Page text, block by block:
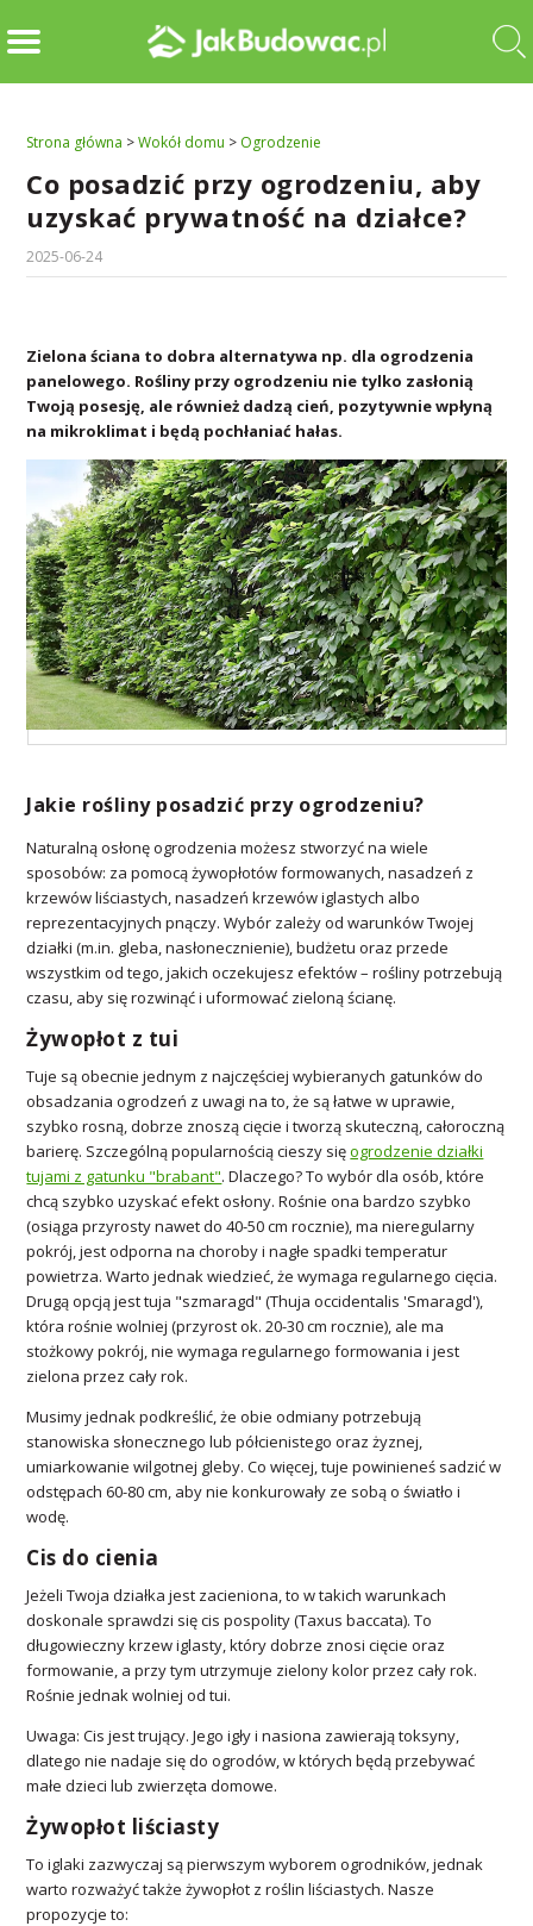
Strona główna >Wokół domu > Ogrodzenie
Co posadzić przy ogrodzeniu, aby
uzyskać prywatność na działce?
2025-06-24
Zielona ściana to dobra alternatywa np. dla ogrodzenia
panelowego. Rośliny przy ogrodzeniu nie tylko zasłonią
Twoją posesję, ale również dadzą cień, pozytywnie wpłyną
na mikroklimat i będą pochłaniać hałas.
Jakie rośliny posadzić przy ogrodzeniu?
Naturalną osłonę ogrodzenia możesz stworzyć na wiele
sposobów: za pomocą żywopłotów formowanych, nasadzeń z
krzewów liściastych, nasadzeń krzewów iglastych albo
reprezentacyjnych pnączy. Wybór zależy od warunków Twojej
działki (m.in. gleba, nasłonecznienie), budżetu oraz przede
wszystkim od tego, jakich oczekujesz efektów – rośliny potrzebują
czasu, aby się rozwinąć i uformować zieloną ścianę.
Żywopłot z tui
Tuje są obecnie jednym z najczęściej wybieranych gatunków do
obsadzania ogrodzeń z uwagi na to, że są łatwe w uprawie,
szybko rosną, dobrze znoszą cięcie i tworzą skuteczną, całoroczną
barierę. Szczególną popularnością cieszy sięogrodzenie działki
tujami z gatunku "brabant". Dlaczego? To wybór dla osób, które
chcą szybko uzyskać efekt osłony. Rośnie ona bardzo szybko
(osiąga przyrosty nawet do 40-50 cm rocznie), ma nieregularny
pokrój, jest odporna na choroby i nagłe spadki temperatur
powietrza. Warto jednak wiedzieć, że wymaga regularnego cięcia.
Drugą opcją jest tuja "szmaragd" (Thuja occidentalis 'Smaragd'),
która rośnie wolniej (przyrost ok. 20-30 cm rocznie), ale ma
stożkowy pokrój, nie wymaga regularnego formowania i jest
zielona przez cały rok.
Musimy jednak podkreślić, że obie odmiany potrzebują
stanowiska słonecznego lub półcienistego oraz żyznej,
umiarkowanie wilgotnej gleby. Co więcej, tuje powinieneś sadzić w
odstępach 60-80 cm, aby nie konkurowały ze sobą o światło i
wodę.
Cis do cienia
Jeżeli Twoja działka jest zacieniona, to w takich warunkach
doskonale sprawdzi się cis pospolity (Taxus baccata). To
długowieczny krzew iglasty, który dobrze znosi cięcie oraz
formowanie, a przy tym utrzymuje zielony kolor przez cały rok.
Rośnie jednak wolniej od tui.
Uwaga: Cis jest trujący. Jego igły i nasiona zawierają toksyny,
dlatego nie nadaje się do ogrodów, w których będą przebywać
małe dzieci lub zwierzęta domowe.
Żywopłot liściasty
To iglaki zazwyczaj są pierwszym wyborem ogrodników, jednak
warto rozważyć także żywopłot z roślin liściastych. Nasze
propozycje to: